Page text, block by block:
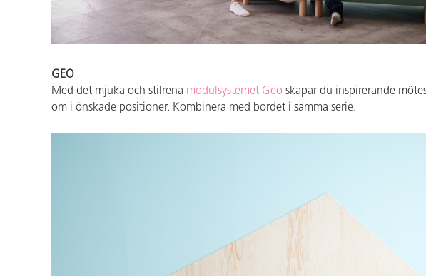
GEO
Med det mjuka och stilrena modulsystemet Geo skapar du inspirerande
om i önskade positioner. Kombinera med bordet i samma serie.